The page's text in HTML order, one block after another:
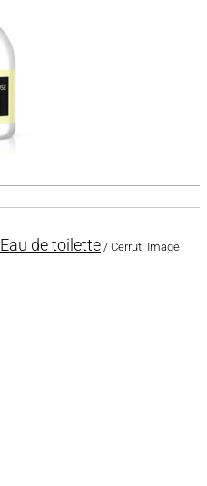
Eau de toilette / Cerruti Image